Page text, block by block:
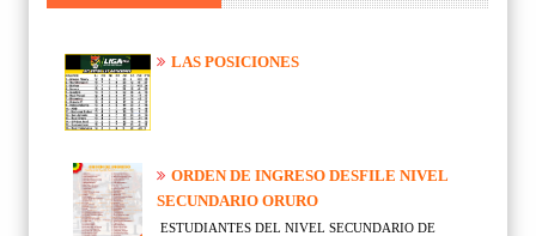
LAS POSICIONES
ORDEN DE INGRESO DESFILE NIVEL
SECUNDARIO ORURO
ESTUDIANTES DEL NIVEL SECUNDARIO DE